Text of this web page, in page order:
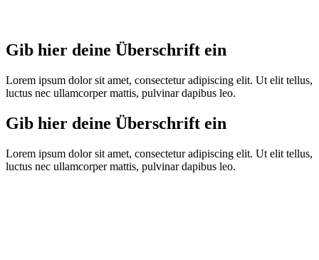
Gib hier deine Überschrift ein
Lorem ipsum dolor sit amet, con­sec­te­tur adi­pi­scing elit. Ut elit tel­lus,
luc­tus nec ullam­cor­per mat­tis, pul­vi­nar dapi­bus leo.
Gib hier deine Überschrift ein
Lorem ipsum dolor sit amet, con­sec­te­tur adi­pi­scing elit. Ut elit tel­lus,
luc­tus nec ullam­cor­per mat­tis, pul­vi­nar dapi­bus leo.